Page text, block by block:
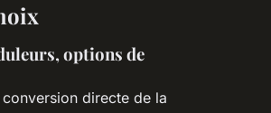
options de
directe de la